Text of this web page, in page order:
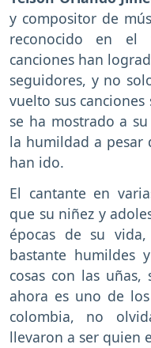
y compositor de
reconocido en el
canciones han
seguidores, y no
vuelto sus
se ha mostrado a
la humildad a pesar
han ido.
El cantante en
que su niñez y
épocas de su
bastante humildes
cosas con las
ahora es uno de
colombia, no
llevaron a ser quien